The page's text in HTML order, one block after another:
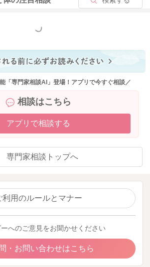
もっと見る
「専門家相談AI」登場！アプリで今すぐ相談／
相談はこちら
アプリで相談する
専門家相談トップへ
利用のルールとマナー
へのご意見をお聞かせください
・お問い合わせはこちら